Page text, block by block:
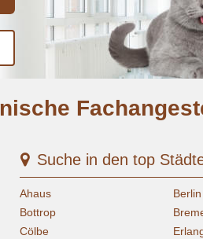
Suche in den top
Ahaus Berlin
Bottrop
Cölbe